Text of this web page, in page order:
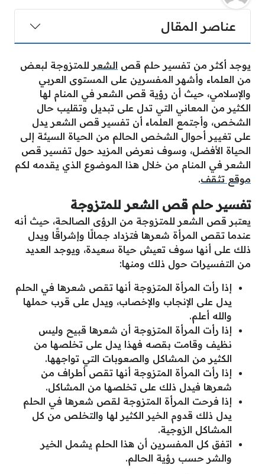
عناصر المقال
يوجد أكثر من تفسير حلم قص الشعر للمتزوجة لبعض
من العلماء وأشهر المفسرين على المستوى العربي
والإسلامي، حيث أن رؤية قص الشعر في المنام لها
الكثير من المعاني التي تدل على تبديل وتقليب حال
الشخص، وأجتمع العلماء أن تفسير قص الشعر يدل
على تغيير أحوال الشخص الحالم من الحياة السيئة إلى
الحياة الأفضل، وسوف نعرض المزيد حول تفسير قص
الشعر في المنام من خلال هذا الموضوع الذي يقدمه لكم
موقع تثقف.
تفسير حلم قص الشعر للمتزوجة
يعتبر قص الشعر للمتزوجة من الرؤى الصالحة، حيث أنه
عندما تقص المرأة شعرها فتزداد جمالًا وإشراقًا ويدل
ذلك على أنها سوف تعيش حياة سعيدة، ويوجد العديد
من التفسيرات حول ذلك ومنها:
إذا رأت المرأة المتزوجة أنها تقص شعرها في الحلم
يدل على الإنجاب والإخصاب، ويدل على قرب حملها
والله أعلم.
إذا رأت المرأة المتزوجة أن شعرها قبيح وليس
نظيف وقامت بقصه فهذا يدل على تخلصها من
الكثير من المشاكل والصعوبات التي تواجهها.
إذا رأت المرأة المتزوجة أنها تقص أطراف من
شعرها فيدل ذلك على تخلصها من المشاكل.
إذا فرحت المرأة المتزوجة لقص شعرها في الحلم
يدل ذلك قدوم الخير الكثير لها والتخلص من كل
المشاكل الزوجية.
اتفق كل المفسرين أن هذا الحلم يشمل الخير
والشر حسب رؤية الحالم.